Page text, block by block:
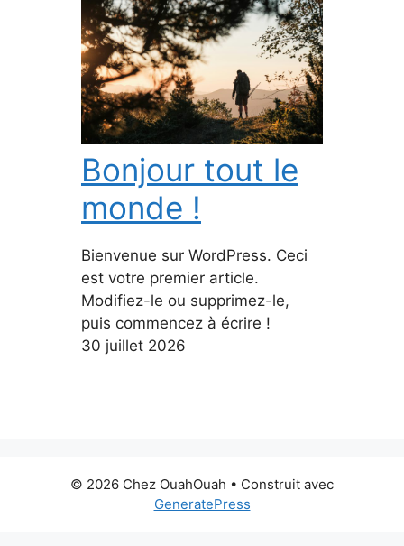
Bonjour tout le
monde !
Bienvenue sur WordPress. Ceci
est votre premier article.
Modifiez-le ou supprimez-le,
puis commencez à écrire !
30 juillet 2026
© 2026 Chez OuahOuah • Construit avec
GeneratePress